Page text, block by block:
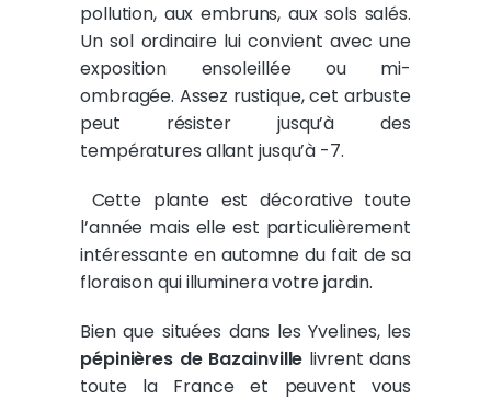
pollution, aux embruns, aux sols salés.
Un sol ordinaire lui convient avec une
exposition ensoleillée ou mi-
ombragée. Assez rustique, cet arbuste
peut résister jusqu’à des
températures allant jusqu’à -7.
Cette plante est décorative toute
l’année mais elle est particulièrement
intéressante en automne du fait de sa
floraison qui illuminera votre jardin.
Bien que situées dans les Yvelines, les
pépinières de Bazainville livrent dans
toute la France et peuvent vous